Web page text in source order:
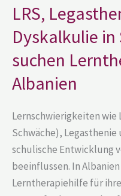
LRS,
Dyskalkulie in
suchen
Albanien
Lernschwierigkeiten wie
Schwäche),
schulische Entwicklung
beeinflussen. In
Lerntherapiehilfe für
Schulen:
Eltern
suchen
Lerntherapiehilfe
in
Albanien